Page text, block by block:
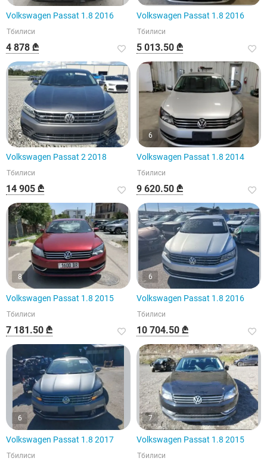
Volkswagen Passat 1.8 2016
Тбилиси
4 878 ₾
Volkswagen Passat 1.8 2016
Тбилиси
5 013.50 ₾
5
Volkswagen Passat 2 2018
Тбилиси
14 905 ₾
6
Volkswagen Passat 1.8 2014
Тбилиси
9 620.50 ₾
8
Volkswagen Passat 1.8 2015
Тбилиси
7 181.50 ₾
6
Volkswagen Passat 1.8 2016
Тбилиси
10 704.50 ₾
6
Volkswagen Passat 1.8 2017
Тбилиси
7
Volkswagen Passat 1.8 2015
Тбилиси